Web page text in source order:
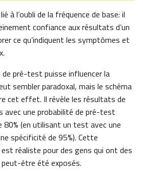
à l’oubli de la fréquence de base: il
confiance aux résultats d’un
ce qu’indiquent les symptômes et
de pré-test puisse influencer la
sembler paradoxal, mais le schéma
cet effet. Il révèle les résultats de
avec une probabilité de pré-test
(en utilisant un test avec une
spécificité de 95%). Cette
réaliste pour des gens qui ont des
être été exposés.